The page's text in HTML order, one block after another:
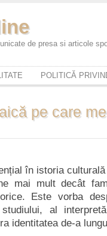
de presa si articole
POLITICĂ
pe care
în istoria
mai mult decât
Este vorba
al
identitatea de-a